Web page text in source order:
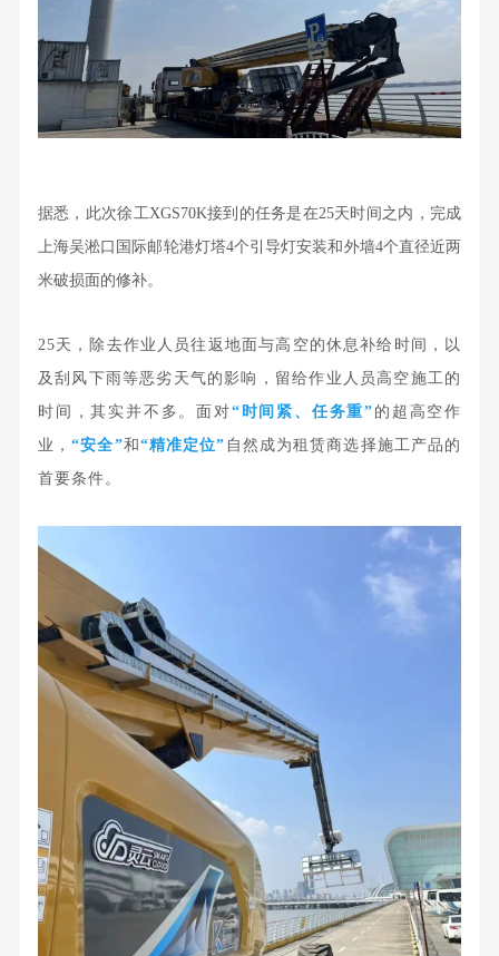
据悉，此次徐工XGS70K接到的任务是在25天时间之内，完成
上海吴淞口国际邮轮港灯塔4个引导灯安装和外墙4个直径近两
米破损面的修补。
25天，除去作业人员往返地面与高空的休息补给时间，以
及刮风下雨等恶劣天气的影响，留给作业人员高空施工的
时间，其实并不多。面对“时间紧、任务重” 的超高空作
业，“安全”和 “精准定位” 自然成为租赁商选择施工产品的
首要条件。